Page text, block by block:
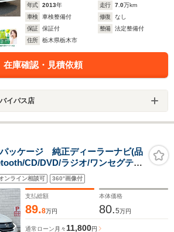
年式 2013年 走行 7.0万km
車検
車検整備付 修復
なし
保証
保証付 整備
法定整備付
住所
栃木県栃木市
在庫確認・見積依頼
イパス店
ッケージ 純正ディーラーナビ(品
CD/DVD/ラジオ/ワンセグテレ
ライブレコーダー/ドアバイザー/
スタート/オートライト/社外アルミ
ンライン相談可 360°画像付
支払総額
89.8万円
本体価格
80.5万円
通常ローン 月々 11,800円